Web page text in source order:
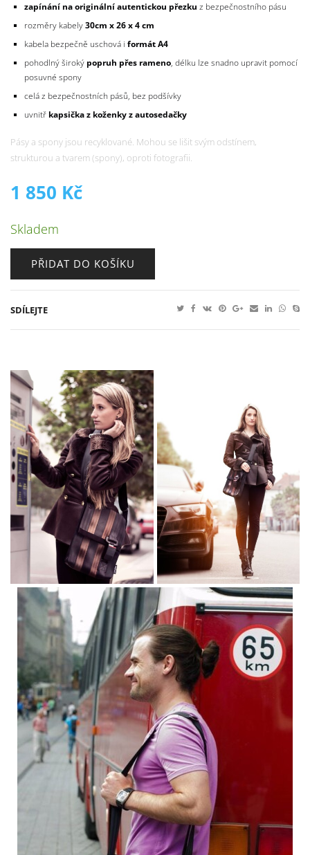
zapínání na originální autentickou přezku z bezpečnostního pásu
rozměry kabely30cm x 26 x 4 cm
kabela bezpečně uschová i formát A4
pohodlný široký popruh přes rameno, délku lze snadno upravit pomocí
posuvné spony
celá z bezpečnostních pásů, bez podšívky
uvnitř kapsička z koženky z autosedačky
Pásy a spony jsou recyklované. Mohou se lišit svým odstínem,
strukturou a tvarem (spony), oproti fotografii.
1 850 Kč
Skladem
PŘIDAT DO KOŠÍKU
SDÍLEJTE